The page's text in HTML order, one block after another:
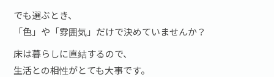
でも選ぶとき、
「色」や「雰囲気」だけで決めていませんか？
床は暮らしに直結するので、
生活との相性がとても大事です。